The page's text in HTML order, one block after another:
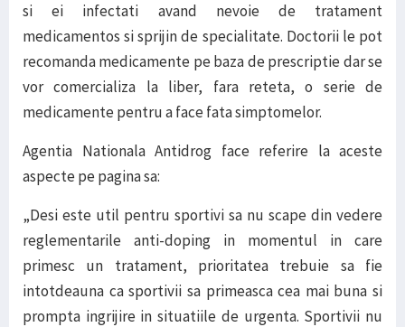
si ei infectati avand nevoie de tratament
medicamentos si sprijin de specialitate. Doctorii le pot
recomanda medicamente pe baza de prescriptie dar se
vor comercializa la liber, fara reteta, o serie de
medicamente pentru a face fata simptomelor.
Agentia Nationala Antidrog face referire la aceste
aspecte pe pagina sa:
„Desi este util pentru sportivi sa nu scape din vedere
reglementarile anti-doping in momentul in care
primesc un tratament, prioritatea trebuie sa fie
intotdeauna ca sportivii sa primeasca cea mai buna si
prompta ingrijire in situatiile de urgenta. Sportivii nu